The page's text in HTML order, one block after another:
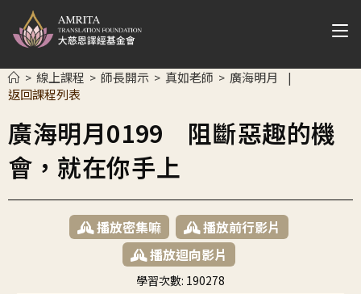
> 線上課程 > 師長開示 > 真如老師 > 廣海明月 |
返回課程列表
廣海明月0199 阻斷惡趣的機
會，就在你手上
播放密集嘛
播放前行影片
播放迴向影片
學習次數: 190278